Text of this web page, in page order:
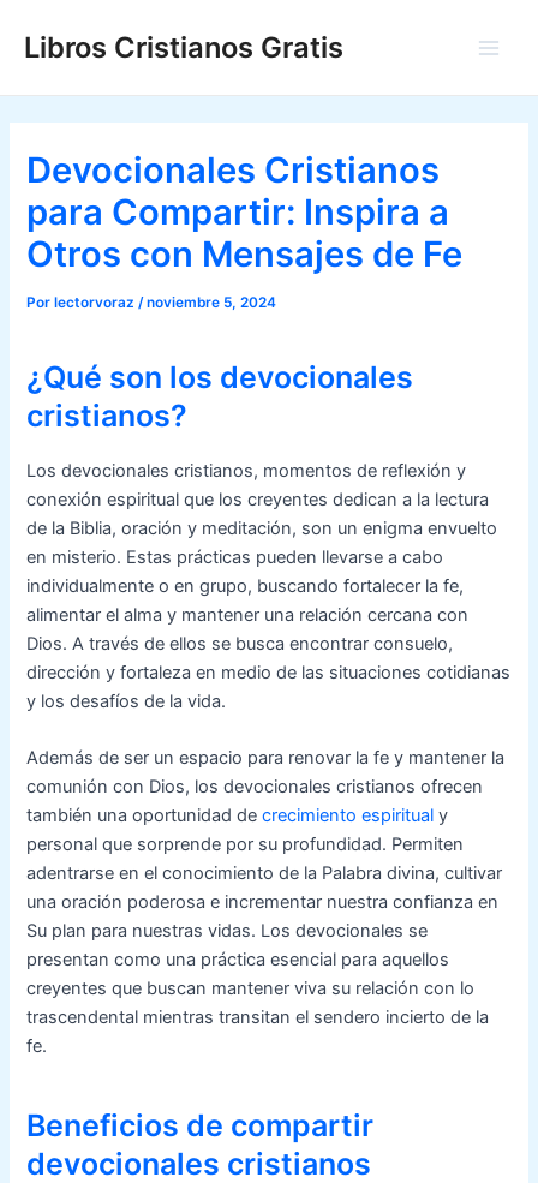
Libros Cristianos Gratis
Devocionales Cristianos
para Compartir: Inspira a
Otros con Mensajes de Fe
Porlectorvoraz /noviembre 5, 2024
¿Qué son los devocionales
cristianos?
Los devocionales cristianos, momentos de reflexión y
conexión espiritual que los creyentes dedican a la lectura
de la Biblia, oración y meditación, son un enigma envuelto
en misterio. Estas prácticas pueden llevarse a cabo
individualmente o en grupo, buscando fortalecer la fe,
alimentar el alma y mantener una relación cercana con
Dios. A través de ellos se busca encontrar consuelo,
dirección y fortaleza en medio de las situaciones cotidianas
y los desafíos de la vida.
Además de ser un espacio para renovar la fe y mantener la
comunión con Dios, los devocionales cristianos ofrecen
también una oportunidad decrecimiento espiritual y
personal que sorprende por su profundidad. Permiten
adentrarse en el conocimiento de la Palabra divina, cultivar
una oración poderosa e incrementar nuestra confianza en
Su plan para nuestras vidas. Los devocionales se
presentan como una práctica esencial para aquellos
creyentes que buscan mantener viva su relación con lo
trascendental mientras transitan el sendero incierto de la
fe.
Beneficios de compartir
devocionales cristianos